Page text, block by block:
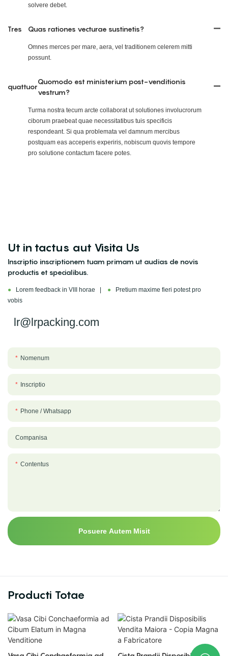
solvere debet.
Tres Quas rationes vecturae sustinetis?
Omnes merces per mare, aera, vel traditionem celerem mitti
possunt.
quattuor
Quomodo est ministerium post-venditionis
vestrum?
Turma nostra tecum arcte collaborat ut solutiones involucrorum
ciborum praebeat quae necessitatibus tuis specificis
respondeant. Si qua problemata vel damnum mercibus
postquam eas acceperis experiris, nobiscum quovis tempore
pro solutione contactum facere potes.
Ut in tactus aut Visita Us
Inscriptio inscriptionem tuam primam ut audias de novis
productis et specialibus.
● Lorem feedback in VIII horae | ●
Pretium maxime fieri potest pro
vobis
lr@lrpacking.com
Nomenum
Inscriptio
Phone / Whatsapp
Companisa
Contentus
Posuere Autem Misit
Producti Totae